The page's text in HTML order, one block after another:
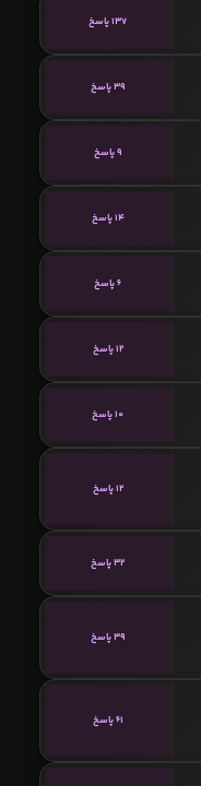
137 پاسخ
39 پاسخ
9 پاسخ
14 پاسخ
6 پاسخ
12 پاسخ
10 پاسخ
12 پاسخ
32 پاسخ
39 پاسخ
61 پاسخ